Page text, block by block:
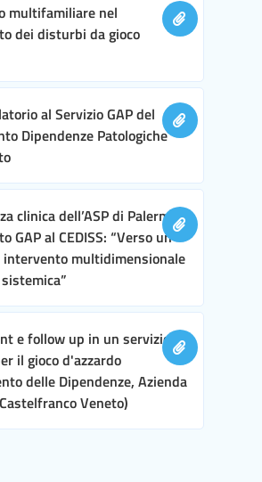
multifamiliare nel
dei disturbi da gioco
al Servizio GAP del
Dipendenze Patologiche
clinica dell’ASP di Palermo,
GAP al CEDISS: “Verso un
intervento multidimensionale
e follow up in un servizio
il gioco d'azzardo
delle Dipendenze, Azienda
Veneto)